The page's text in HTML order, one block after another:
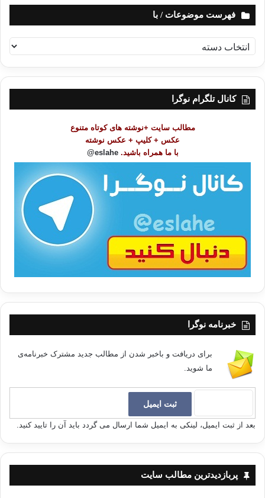
فهرست موضوعات / با
ه
ر
کانال تلگرام نوگرا
مطالب سایت +نوشته های کوتاه متنوع
عکس + کلیپ + عکس نوشته
با ما همراه باشید. eslahe@
خبرنامه نوگرا
برای دریافت و باخبر شدن از مطالب جدید مشترک خبرنامه‌ی
ما شوید.
بعد از ثبت ایمیل، لینکی به ایمیل شما ارسال می گردد باید آن را تایید کنید.
پربازدیدترین مطالب سایت